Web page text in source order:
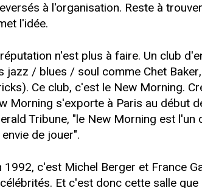
à l'organisation. Reste à
l'idée.
n'est plus à faire. Un club
/ blues / soul comme Chet
Ce club, c'est le New Morning.
Morning s'exporte à Paris au début
Tribune, "le New Morning est
de jouer".
c'est Michel Berger et France
Et c'est donc cette salle